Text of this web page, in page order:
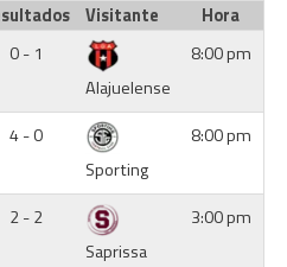
Visitante
Hora
0 - 1
Alajuelense
8:00 pm
4 - 0
Sporting
8:00 pm
2 - 2
Saprissa
3:00 pm